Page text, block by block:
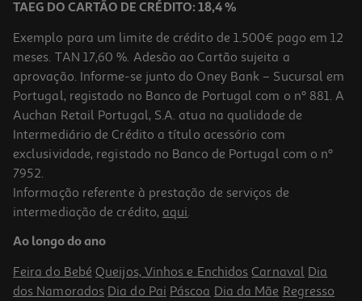
Suporte De Parede Para Tv 23-65" Qilive Inclinável E Giratorio -
Preto
46.99 €/un
46,99 €
TAEG DO CARTÃO DE CRÉDITO: 18,4 %
Exemplo para um limite de crédito de 1.500€ pago em 12
meses. TAN 17,60 %. Adesão ao Cartão sujeita a
aprovação. Informe-se junto do Oney Bank – Sucursal em
Portugal, registado no Banco de Portugal com o nº 881. A
Auchan Retail Portugal, S.A. atua na qualidade de
Intermediário de Crédito a título acessório com
exclusividade, registado no Banco de Portugal com o nº
7952.
Informação referente à prestação de serviços de
intermediação de crédito, aqui.
Ao longo do ano
Feira do Bebé Queijos, Vinhos e Enchidos Carnaval Dia
dos Namorados Dia do Pai Páscoa Dia da Mãe Regresso